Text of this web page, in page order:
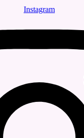
Instagram